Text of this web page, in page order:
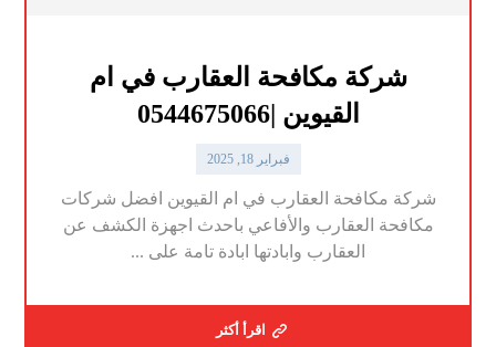
شركة مكافحة العقارب في ام
القيوين |0544675066
فبراير 18, 2025
شركة مكافحة العقارب في ام القيوين افضل شركات
مكافحة العقارب والأفاعي باحدث اجهزة الكشف عن
العقارب وابادتها ابادة تامة على ...
اقرأ أكثر